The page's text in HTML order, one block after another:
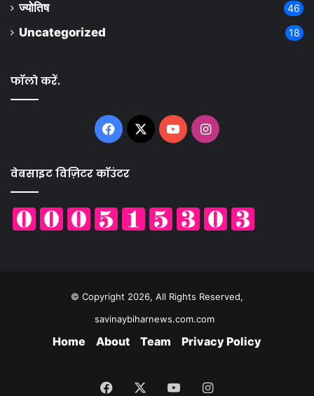
ज्योतिष 46
Uncategorized 18
फॉलो करें.
Facebook
X YouTubeInstagram
वेबसाइट विज़िटर कॉउंटर
© Copyright 2026, All Rights Reserved,
savinaybiharnews.com.com
Home About Team Privacy Policy
Facebook YouTubeInstagram